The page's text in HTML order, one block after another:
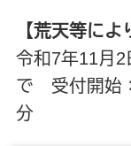
【荒天等によ
令和7年11月
で 受付開始
分